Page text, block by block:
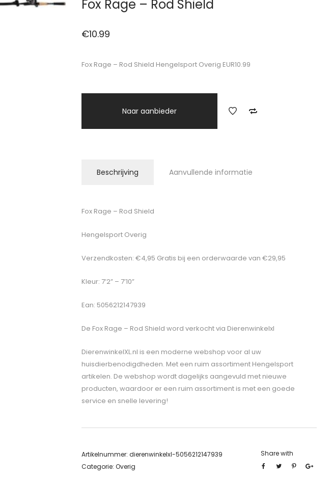
Fox Rage – Rod Shield
€10.99
Fox Rage – Rod Shield Hengelsport Overig EUR10.99
Naar aanbieder
Beschrijving Aanvullende informatie
Fox Rage – Rod Shield
Hengelsport Overig
Verzendkosten: €4,95 Gratis bij een orderwaarde van €29,95
Kleur: 7’2” – 7’10”
Ean: 5056212147939
De Fox Rage – Rod Shield word verkocht via Dierenwinkelxl
DierenwinkelXL.nl is een moderne webshop voor al uw
huisdierbenodigdheden. Met een ruim assortiment Hengelsport
artikelen. De webshop wordt dagelijks aangevuld met nieuwe
producten, waardoor er een ruim assortiment is met een goede
service en snelle levering!
Artikelnummer: dierenwinkelxl-5056212147939
Categorie: Overig
Share with